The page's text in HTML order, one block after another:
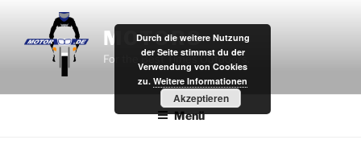
springen
MOTOR8
For the Best Times Outdoors.
Menü
Durch die weitere Nutzung
der Seite stimmst du der
Verwendung von Cookies
zu. Weitere Informationen
Akzeptieren